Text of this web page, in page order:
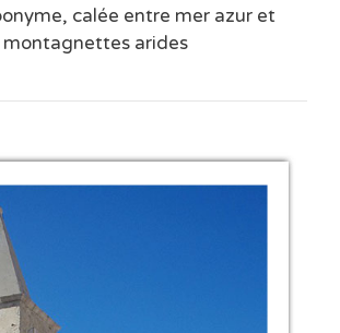
calée entre mer azur et
montagnettes arides